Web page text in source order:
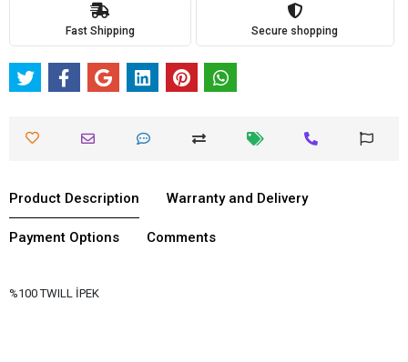
Fast Shipping Secure shopping
Product Description Warranty and Delivery
Payment Options Comments
%100 TWILL İPEK